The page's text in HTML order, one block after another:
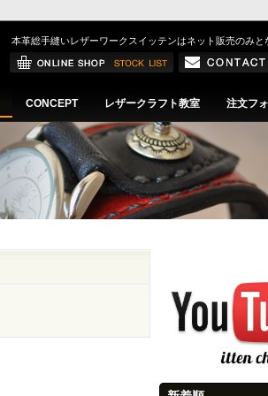
本革総手縫いレザーワークスイッテンはネット販売のみと
CONCEPT レザークラフト教室 注文フ